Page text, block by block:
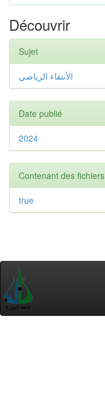
Découvrir
Sujet
الأنتقاء الرياضي
Date publié
2024
Contenant des fichiers
true